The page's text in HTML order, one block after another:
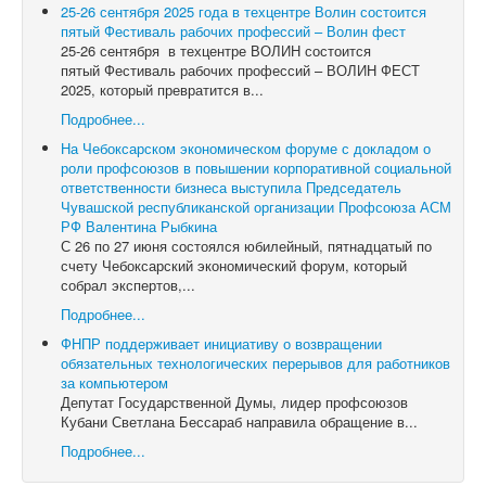
25-26 сентября 2025 года в техцентре Волин состоится
пятый Фестиваль рабочих профессий – Волин фест
25-26 сентября в техцентре ВОЛИН состоится
пятый Фестиваль рабочих профессий – ВОЛИН ФЕСТ
2025, который превратится в...
Подробнее...
На Чебоксарском экономическом форуме с докладом о
роли профсоюзов в повышении корпоративной социальной
ответственности бизнеса выступила Председатель
Чувашской республиканской организации Профсоюза АСМ
РФ Валентина Рыбкина
С 26 по 27 июня состоялся юбилейный, пятнадцатый по
счету Чебоксарский экономический форум, который
собрал экспертов,...
Подробнее...
ФНПР поддерживает инициативу о возвращении
обязательных технологических перерывов для работников
за компьютером
Депутат Государственной Думы, лидер профсоюзов
Кубани Светлана Бессараб направила обращение в...
Подробнее...